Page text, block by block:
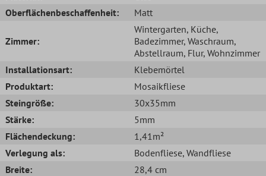
Oberflächenbeschaffenheit:
Matt
Zimmer:
Wintergarten, Küche,
Badezimmer, Waschraum,
Abstellraum, Flur, Wohnzimmer
Installationsart:
Klebemörtel
Produktart:
Mosaikfliese
Steingröße:
30x35mm
Stärke:
5mm
Flächendeckung:
1,41m²
Verlegung als:
Bodenfliese, Wandfliese
Breite:
28,4 cm